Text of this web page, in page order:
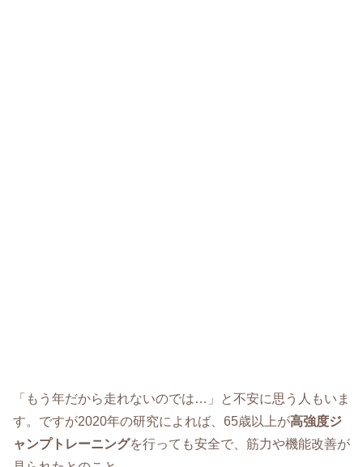
「もう年だから走れないのでは…」と不安に思う人もいま
す。ですが2020年の研究によれば、65歳以上が高強度ジ
ャンプトレーニングを行っても安全で、筋力や機能改善が